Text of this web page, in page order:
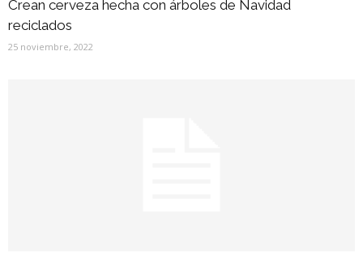
Crean cerveza hecha con árboles de Navidad
reciclados
25 noviembre, 2022